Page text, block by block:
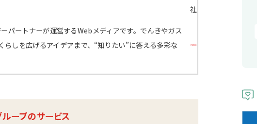
社
パートナーが運営するWebメディアです。でんきやガス
しを広げるアイデアまで、“知りたい”に答える多彩な
ープのサービス